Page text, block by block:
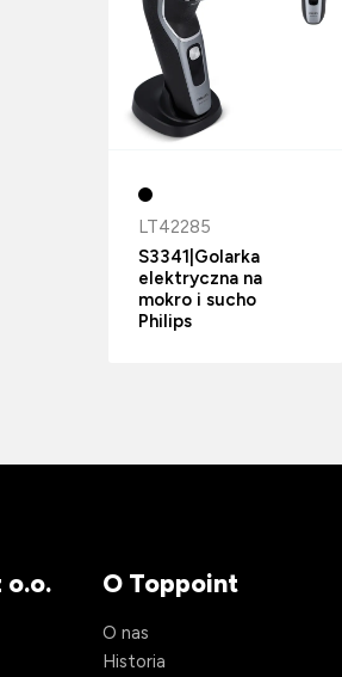
LT42285
S3341|Golarka
elektryczna na
mokro i sucho
Philips
o.o. O Toppoint
O nas
Historia